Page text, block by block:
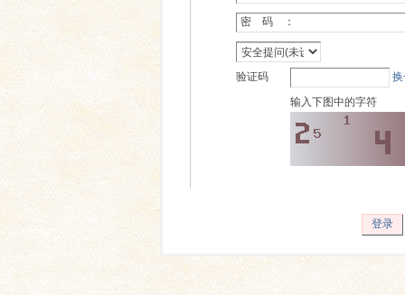
密 码 ：
验证码
输入下图中的字符
登录